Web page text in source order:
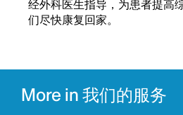
经外科医生指导，为患者提高
们尽快康复回家。
More in 我们的服务